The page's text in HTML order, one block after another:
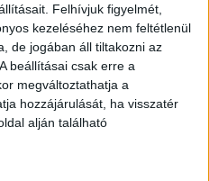
Felhívjuk figyelmét,
kezeléséhez nem feltétlenül
de jogában áll tiltakozni az
beállításai csak erre a
megváltoztathatja a
hozzájárulását, ha visszatér
alján található
teljesítménygarancia és 25
Az első évben a
2,0% – nak tudható be, a
garantáltan nem
teljesítmény 82,5%-a.
ezt az egyedülálló